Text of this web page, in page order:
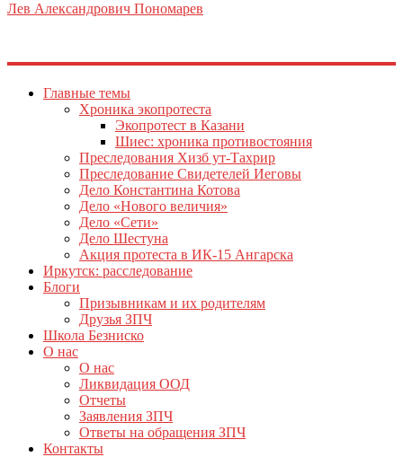
Лев Александрович Пономарев
Главные темы
Хроника экопротеста
Экопротест в Казани
Шиес: хроника противостояния
Преследования Хизб ут-Тахрир
Преследование Свидетелей Иеговы
Дело Константина Котова
Дело «Нового величия»
Дело «Сети»
Дело Шестуна
Акция протеста в ИК-15 Ангарска
Иркутск: расследование
Блоги
Призывникам и их родителям
Друзья ЗПЧ
Школа Безниско
О нас
О нас
Ликвидация ООД
Отчеты
Заявления ЗПЧ
Ответы на обращения ЗПЧ
Контакты